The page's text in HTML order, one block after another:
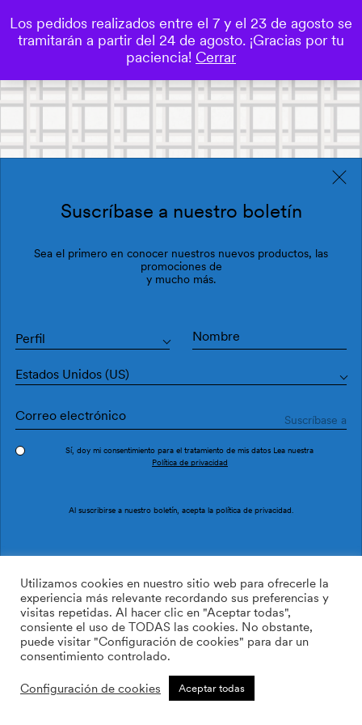
0
Ref. LL3105-2
169.00 $ /roll Cant: Cantidad más
Cantidad menos
Suscríbase a nuestro boletín
Sea el primero en conocer nuestros nuevos productos, las
promociones de
y mucho más.
Perfil
Estados Unidos (US)
Sí, doy mi consentimiento para el tratamiento de mis datos Lea nuestra
Política de privacidad
Al suscribirse a nuestro boletín, acepta la política de privacidad
Utilizamos cookies en nuestro sitio web para ofrecerle la
experiencia más relevante recordando sus preferencias y
visitas repetidas. Al hacer clic en "Aceptar todas",
consiente el uso de TODAS las cookies. No obstante,
puede visitar "Configuración de cookies" para dar un
consentimiento controlado.
Configuración de cookies Aceptar todas
Los pedidos realizados entre el 7 y el 23 de agosto se
tramitarán a partir del 24 de agosto. ¡Gracias por tu
paciencia! Cerrar